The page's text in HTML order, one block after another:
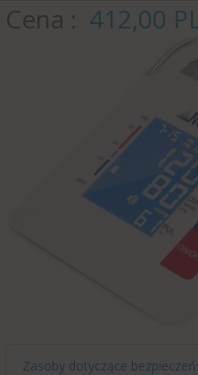
Cena 412,00
Zasoby dotyczące